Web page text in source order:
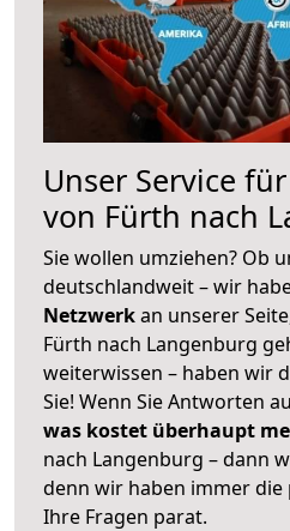
Unser Service
von Fürth nach
Sie wollen umziehen? Ob
deutschlandweit – wir
Netzwerkan unserer
Fürth nach Langenburg
weiterwissen – haben wir
Sie! Wenn Sie Antworten
was kostet überhaupt
nach Langenburg – dann
denn wir haben immer
Ihre Fragen parat.